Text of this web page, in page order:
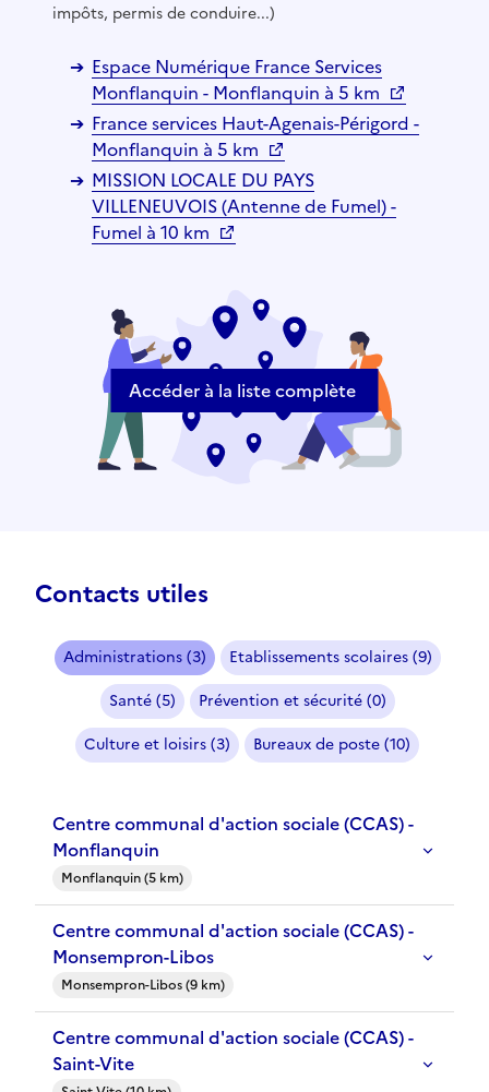
impôts, permis de conduire...)
Espace Numérique France Services
Monflanquin - Monflanquin à 5 km
France services Haut-Agenais-Périgord -
Monflanquin à 5 km
MISSION LOCALE DU PAYS
VILLENEUVOIS (Antenne de Fumel) -
Fumel à 10 km
Accéder à la liste complète
Contacts utiles
Administrations (3)
Etablissements scolaires (9)
Santé (5)
Prévention et sécurité (0)
Culture et loisirs (3)
Bureaux de poste (10)
Centre communal d'action sociale (CCAS) -
Monflanquin
Monflanquin (5 km)
Centre communal d'action sociale (CCAS) -
Monsempron-Libos
Monsempron-Libos (9 km)
Centre communal d'action sociale (CCAS) -
Saint-Vite